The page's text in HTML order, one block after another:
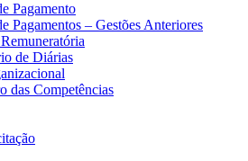
Pagamento
Pagamentos – Gestões Anteriores
de Diárias
das Competências